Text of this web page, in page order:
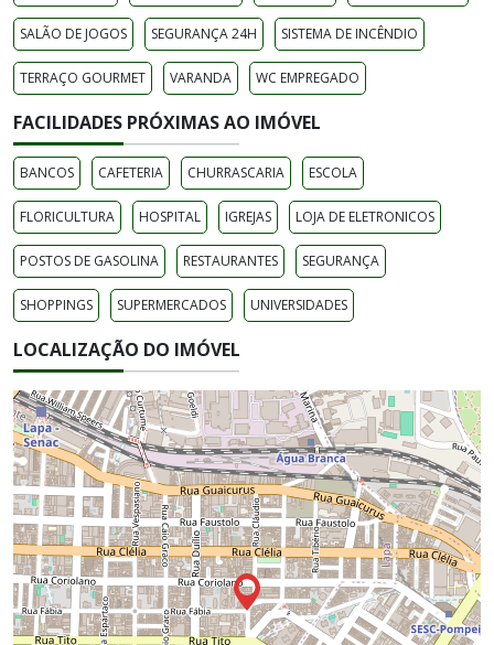
SALÃO DE JOGOS SEGURANÇA 24H SISTEMA DE INCÊNDIO
TERRAÇO GOURMET VARANDA WC EMPREGADO
FACILIDADES PRÓXIMAS AO IMÓVEL
BANCOS CAFETERIA CHURRASCARIA ESCOLA
FLORICULTURA HOSPITAL IGREJAS LOJA DE ELETRONICOS
POSTOS DE GASOLINA RESTAURANTES SEGURANÇA
SHOPPINGS SUPERMERCADOS UNIVERSIDADES
LOCALIZAÇÃO DO IMÓVEL